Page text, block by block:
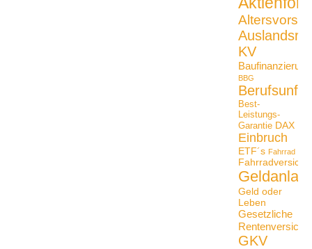
KV
Baufinanzierung
BBG
Best-
Leistungs-
Garantie DAX
Einbruch
ETF´s Fahrrad
Geld oder
Leben
Gesetzliche
GKV